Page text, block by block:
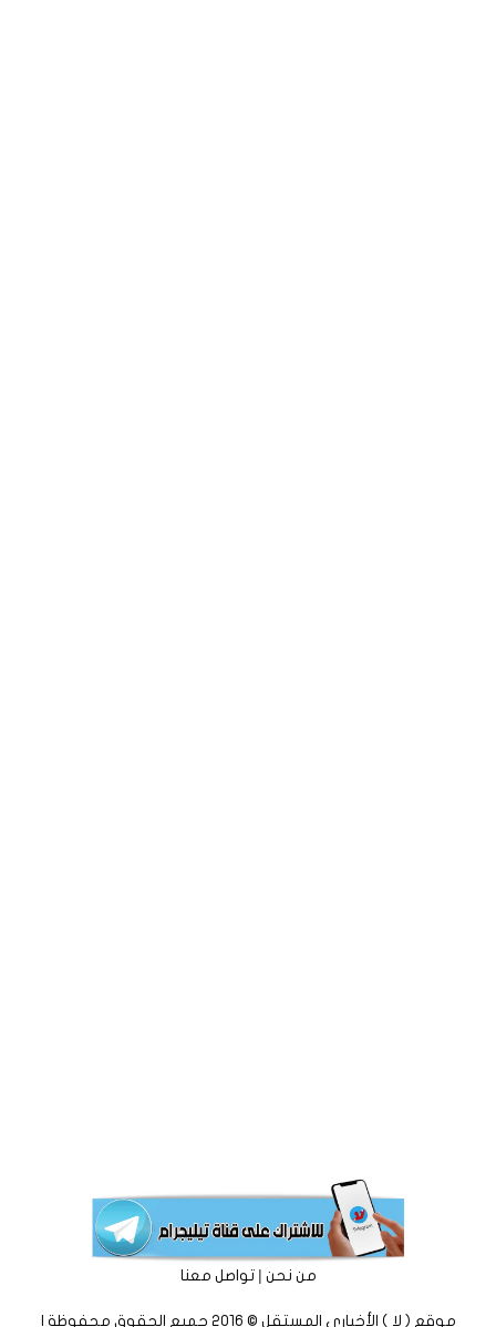
من نحن|تواصل معنا
موقع ( لا ) الأخباري المستقل © 2016 جميع الحقوق محفوظة |